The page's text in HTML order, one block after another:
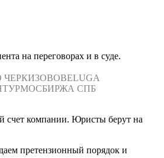
на переговорах и в суде.
ЧЕРКИЗОВОBELUGA
МОСБИРЖА СПБ
счет компании. Юристы берут на
претензионный порядок и